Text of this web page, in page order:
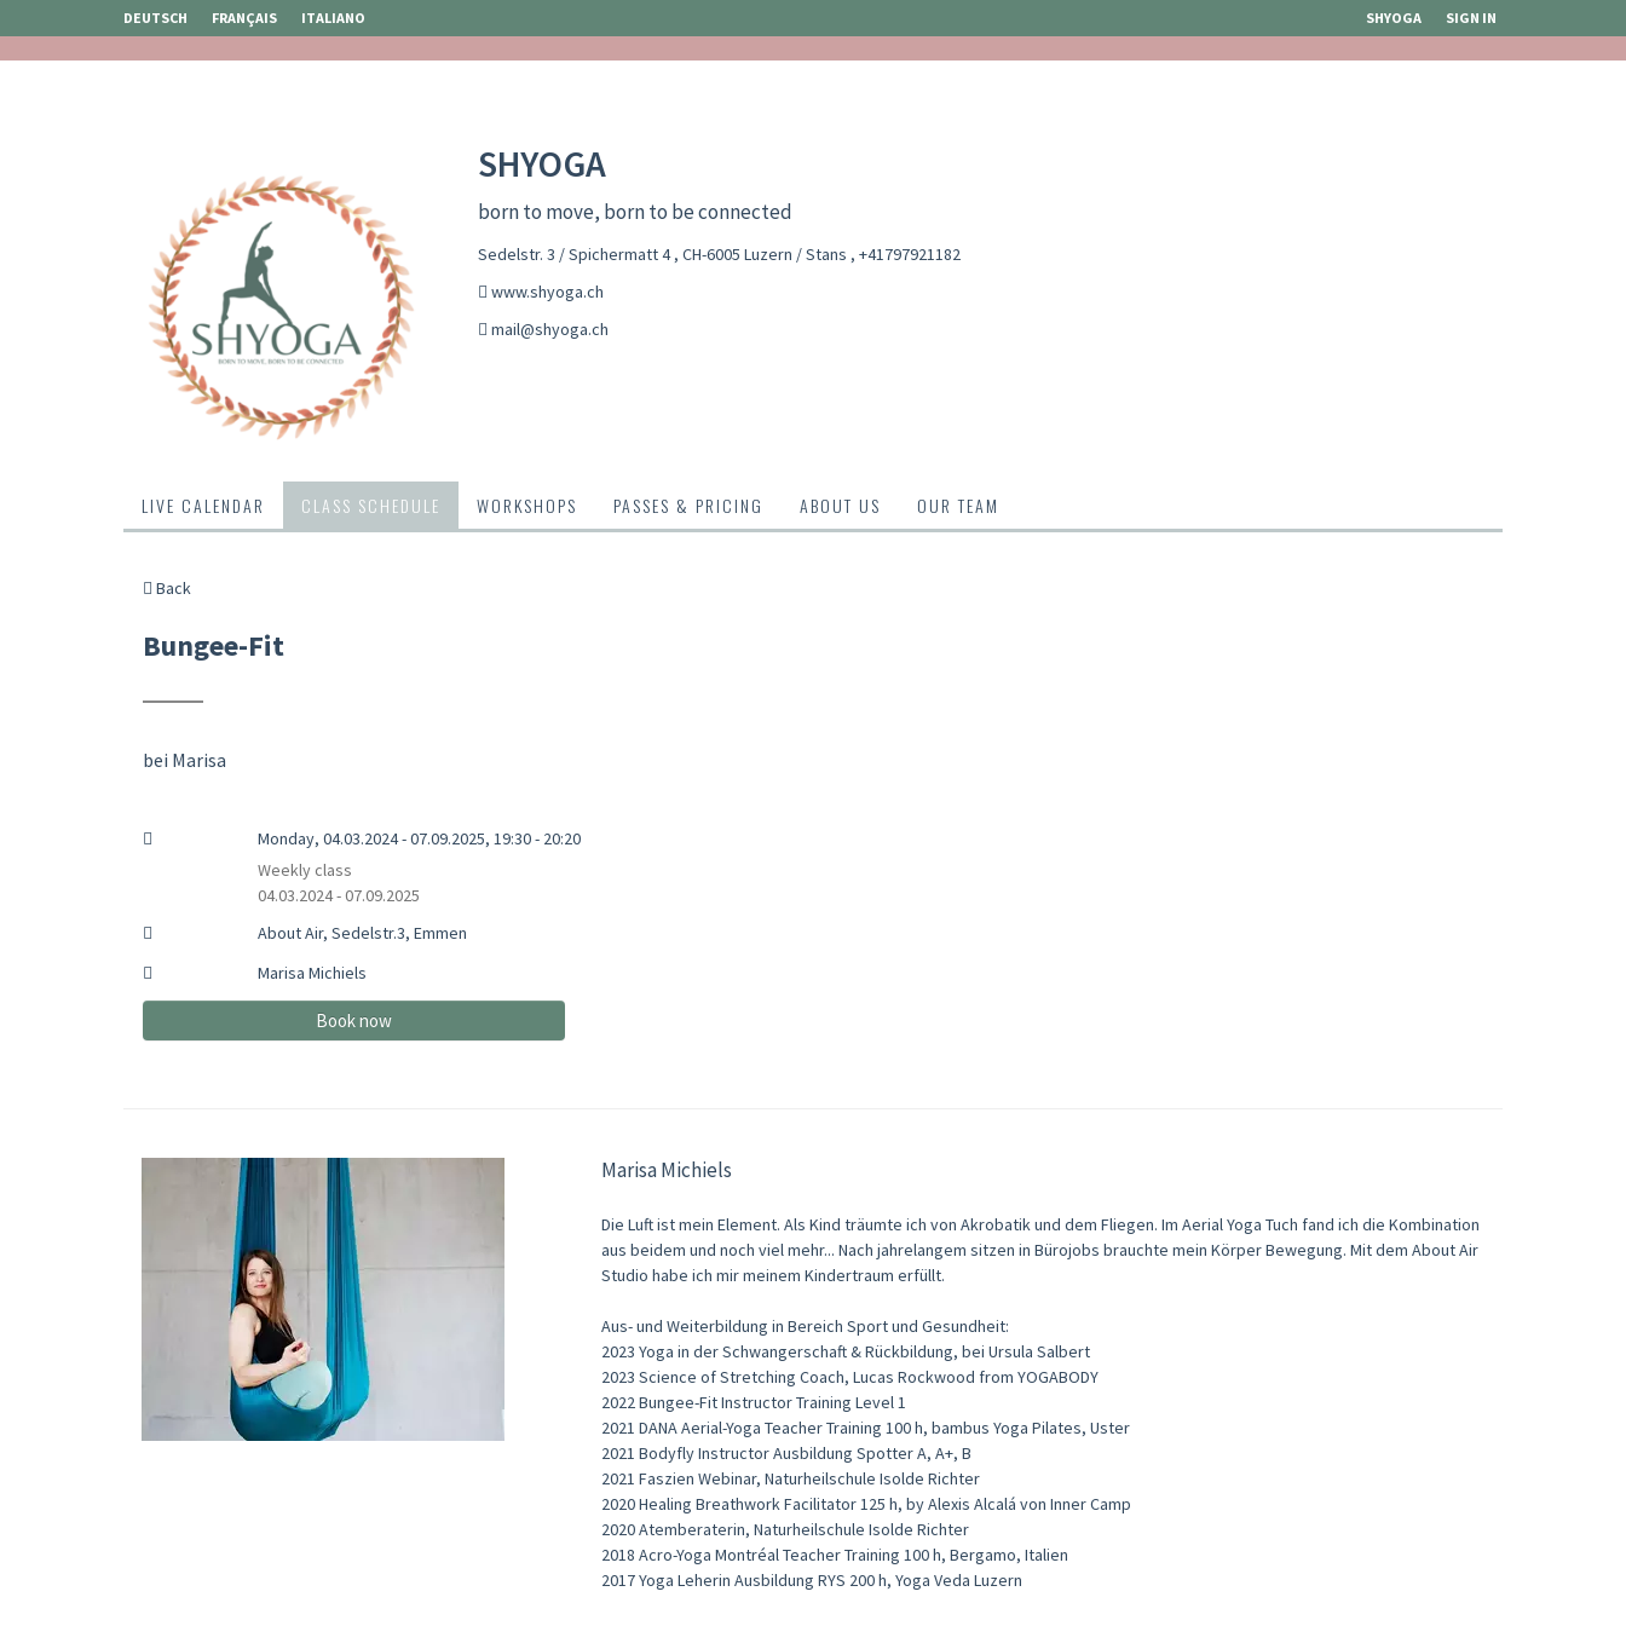
DEUTSCH FRANÇAIS ITALIANO SHYOGA SIGN IN
SHYOGA
born to move, born to be connected
Sedelstr. 3 / Spichermatt 4 , CH-6005 Luzern / Stans , +41797921182
www.shyoga.ch
mail@shyoga.ch
LIVE CALENDAR CLASS SCHEDULE WORKSHOPS PASSES & PRICING ABOUT US OUR TEAM
Back
Bungee-Fit
bei Marisa
Monday, 04.03.2024 - 07.09.2025, 19:30 - 20:20
Weekly class
04.03.2024 - 07.09.2025
About Air, Sedelstr.3, Emmen
Marisa Michiels
Book now
Marisa Michiels
Die Luft ist mein Element. Als Kind träumte ich von Akrobatik und dem Fliegen. Im Aerial Yoga Tuch fand ich die Kombination
aus beidem und noch viel mehr... Nach jahrelangem sitzen in Bürojobs brauchte mein Körper Bewegung. Mit dem About Air
Studio habe ich mir meinem Kindertraum erfüllt. ​
Aus- und Weiterbildung in Bereich Sport und Gesundheit:​
2023 Yoga in der Schwangerschaft & Rückbildung, bei Ursula Salbert
2023 Science of Stretching Coach, Lucas Rockwood from YOGABODY
2022 Bungee-Fit Instructor Training Level 1
2021 DANA Aerial-Yoga Teacher Training 100 h, bambus Yoga Pilates, Uster
2021 Bodyfly Instructor Ausbildung Spotter A, A+, B
2021 Faszien Webinar, Naturheilschule Isolde Richter
2020 Healing Breathwork Facilitator 125 h, by Alexis Alcalá von Inner Camp
2020 Atemberaterin, Naturheilschule Isolde Richter
2018 Acro-Yoga Montréal Teacher Training 100 h, Bergamo, Italien
2017 Yoga Leherin Ausbildung RYS 200 h, Yoga Veda Luzern